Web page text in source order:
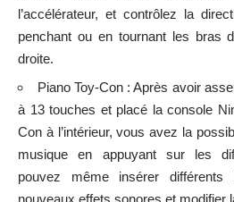
l’accélérateur, et contrôlez la
penchant ou en tournant les bras
droite.
Piano Toy-Con : Après avoir
à 13 touches et placé la console
Con à l’intérieur, vous avez la
musique en appuyant sur les
pouvez même insérer